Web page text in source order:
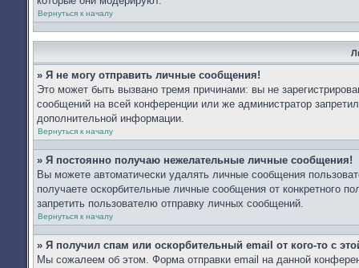
Вернуться к началу
» Я не могу отправить личные сообщения!
Это может быть вызвано тремя причинами: вы не
сообщений на всей конференции или же администратор
дополнительной информации.
Вернуться к началу
» Я постоянно получаю нежелательные личные сообщения!
Вы можете автоматически удалять личные сообщения
получаете оскорбительные личные сообщения от конкретного
запретить пользователю отправку личных сообщений.
Вернуться к началу
» Я получил спам или оскорбительный email от кого-то с
Мы сожалеем об этом. Форма отправки email на данной